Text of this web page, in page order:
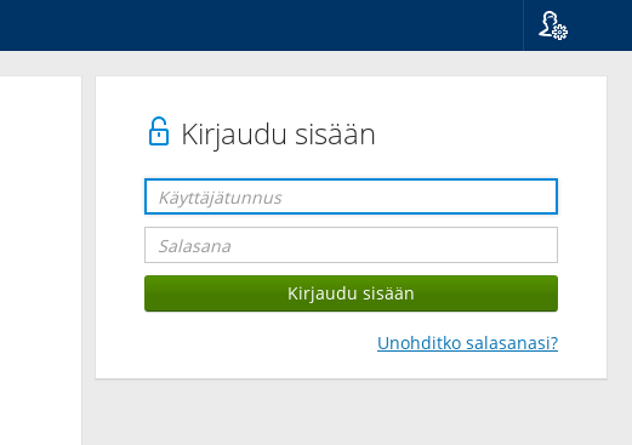
Kirjaudu sisään
Unohditko salasanasi?